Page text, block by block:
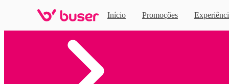
Início Promoções